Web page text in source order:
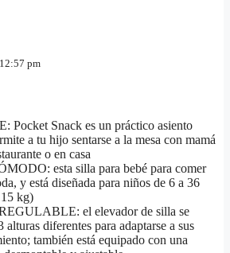
pm
Pocket Snack es un práctico asiento
a tu hijo sentarse a la mesa con mamá
o en casa
esta silla para bebé para comer
y está diseñada para niños de 6 a 36
kg)
el elevador de silla se
alturas diferentes para adaptarse a sus
también está equipado con una